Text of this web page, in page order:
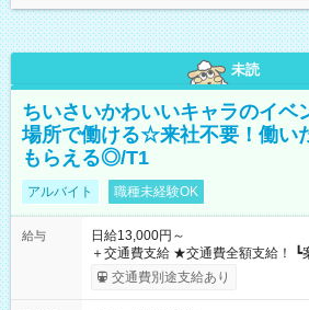
未読
ちいさいかわいいキャラのイベ
場所で働ける☆来社不要！働い
もらえる◎/T1
アルバイト 職種未経験OK
給与
日給13,000円～
＋交通費支給 ★交通費全額支給！ ┗案件により規定あり ★日払
いOK！（規定あり） ┗働いたその
ンビニATMから 日払い分を引き落とせます！ 【
交通費別途支給あり